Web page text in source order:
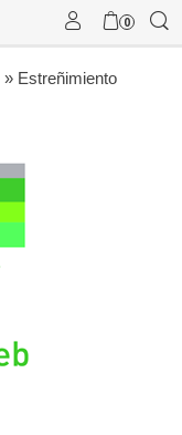
0
» Estreñimiento